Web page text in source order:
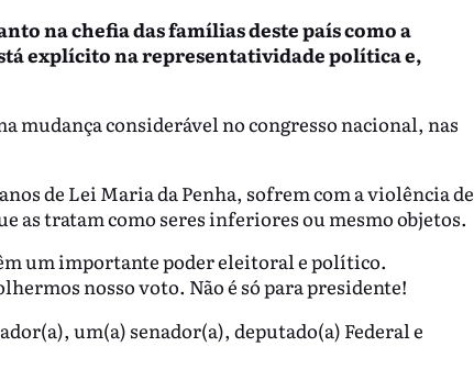
na chefia das famílias deste país como a
explícito na representatividade política e,
mudança considerável no congresso nacional, nas
de Lei Maria da Penha, sofrem com a violência de
as tratam como seres inferiores ou mesmo objetos.
um importante poder eleitoral e político.
nosso voto. Não é só para presidente!
um(a) senador(a), deputado(a) Federal e